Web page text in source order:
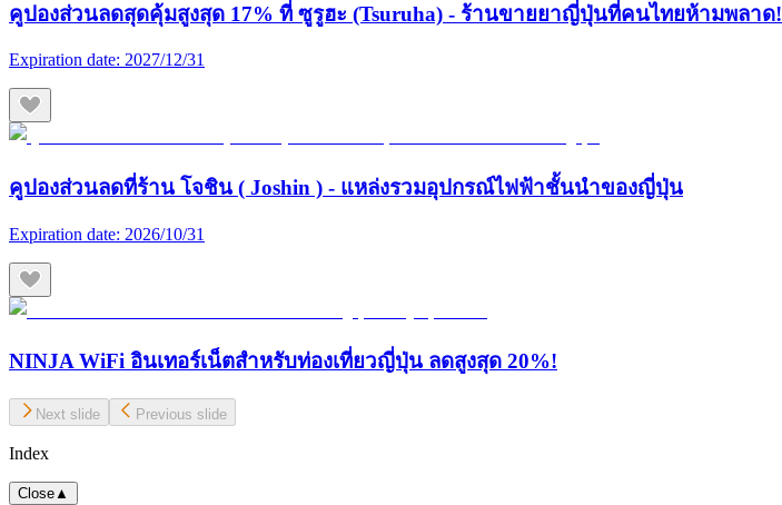
คูปองส่วนลดสุดคุ้มสูงสุด 17% ที่ ซูรูฮะ (Tsuruha) - ร้านขายยาญี่ปุ่นที่คนไทยห้ามพลาด!
Expiration date: 2027/12/31
คูปองส่วนลดที่ร้าน โจชิน ( Joshin ) - แหล่งรวมอุปกรณ์ไฟฟ้าชั้นนำของญี่ปุ่น
Expiration date: 2026/10/31
NINJA WiFi อินเทอร์เน็ตสำหรับท่องเที่ยวญี่ปุ่น ลดสูงสุด 20%!
Next slide Previous slide
Index
Close▲